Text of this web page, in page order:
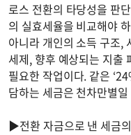
로스 전환의 타당성을 판
의 실효세율을 비교해야
아니라 개인의 소득 구조,
세제, 향후 예상되는 지출
필요한 작업이다. 같은
담하는 세금은 천차만별
▶전환 자금으로 낸 세금